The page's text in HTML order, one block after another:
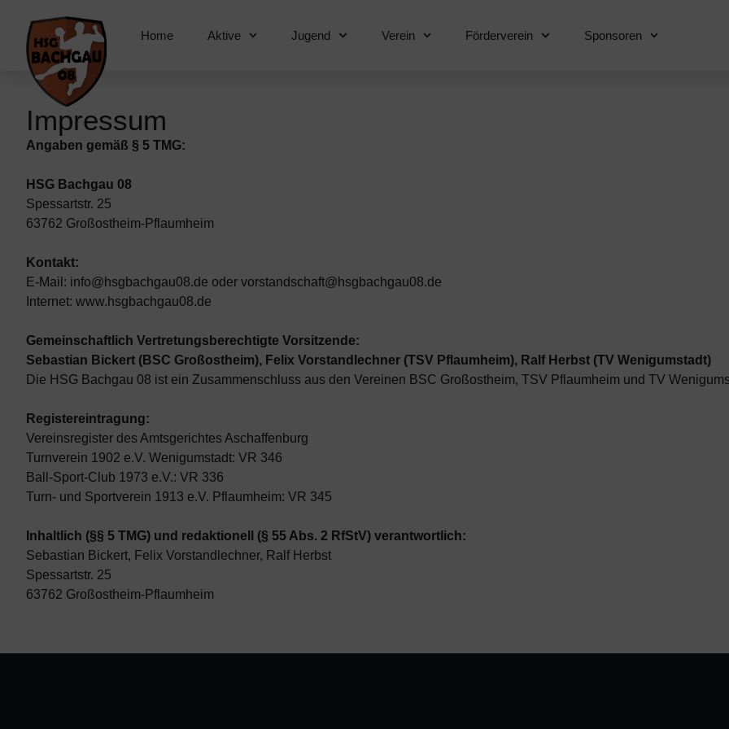
Home Aktive Jugend Verein Förderverein Sponsoren
Impressum
Angaben gemäß § 5 TMG:
HSG Bachgau 08
Spessartstr. 25
63762 Großostheim-Pflaumheim
Kontakt:
E-Mail: info@hsgbachgau08.de oder vorstandschaft@hsgbachgau08.de
Internet: www.hsgbachgau08.de
Gemeinschaftlich Vertretungsberechtigte Vorsitzende:
Sebastian Bickert (BSC Großostheim), Felix Vorstandlechner (TSV Pflaumheim), Ralf Herbst (TV Wenigumstadt)
Die HSG Bachgau 08 ist ein Zusammenschluss aus den Vereinen BSC Großostheim, TSV Pflaumheim und TV
Registereintragung:
Vereinsregister des Amtsgerichtes Aschaffenburg
Turnverein 1902 e.V. Wenigumstadt: VR 346
Ball-Sport-Club 1973 e.V.: VR 336
Turn- und Sportverein 1913 e.V. Pflaumheim: VR 345
Inhaltlich (§§ 5 TMG) und redaktionell (§ 55 Abs. 2 RfStV) verantwortlich:
Sebastian Bickert, Felix Vorstandlechner, Ralf Herbst
Spessartstr. 25
63762 Großostheim-Pflaumheim